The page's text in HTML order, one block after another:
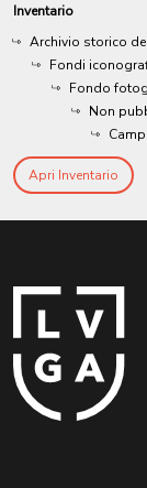
Inventario
Archivio storico
Fondi
Fondo
Non
Apri Inventario